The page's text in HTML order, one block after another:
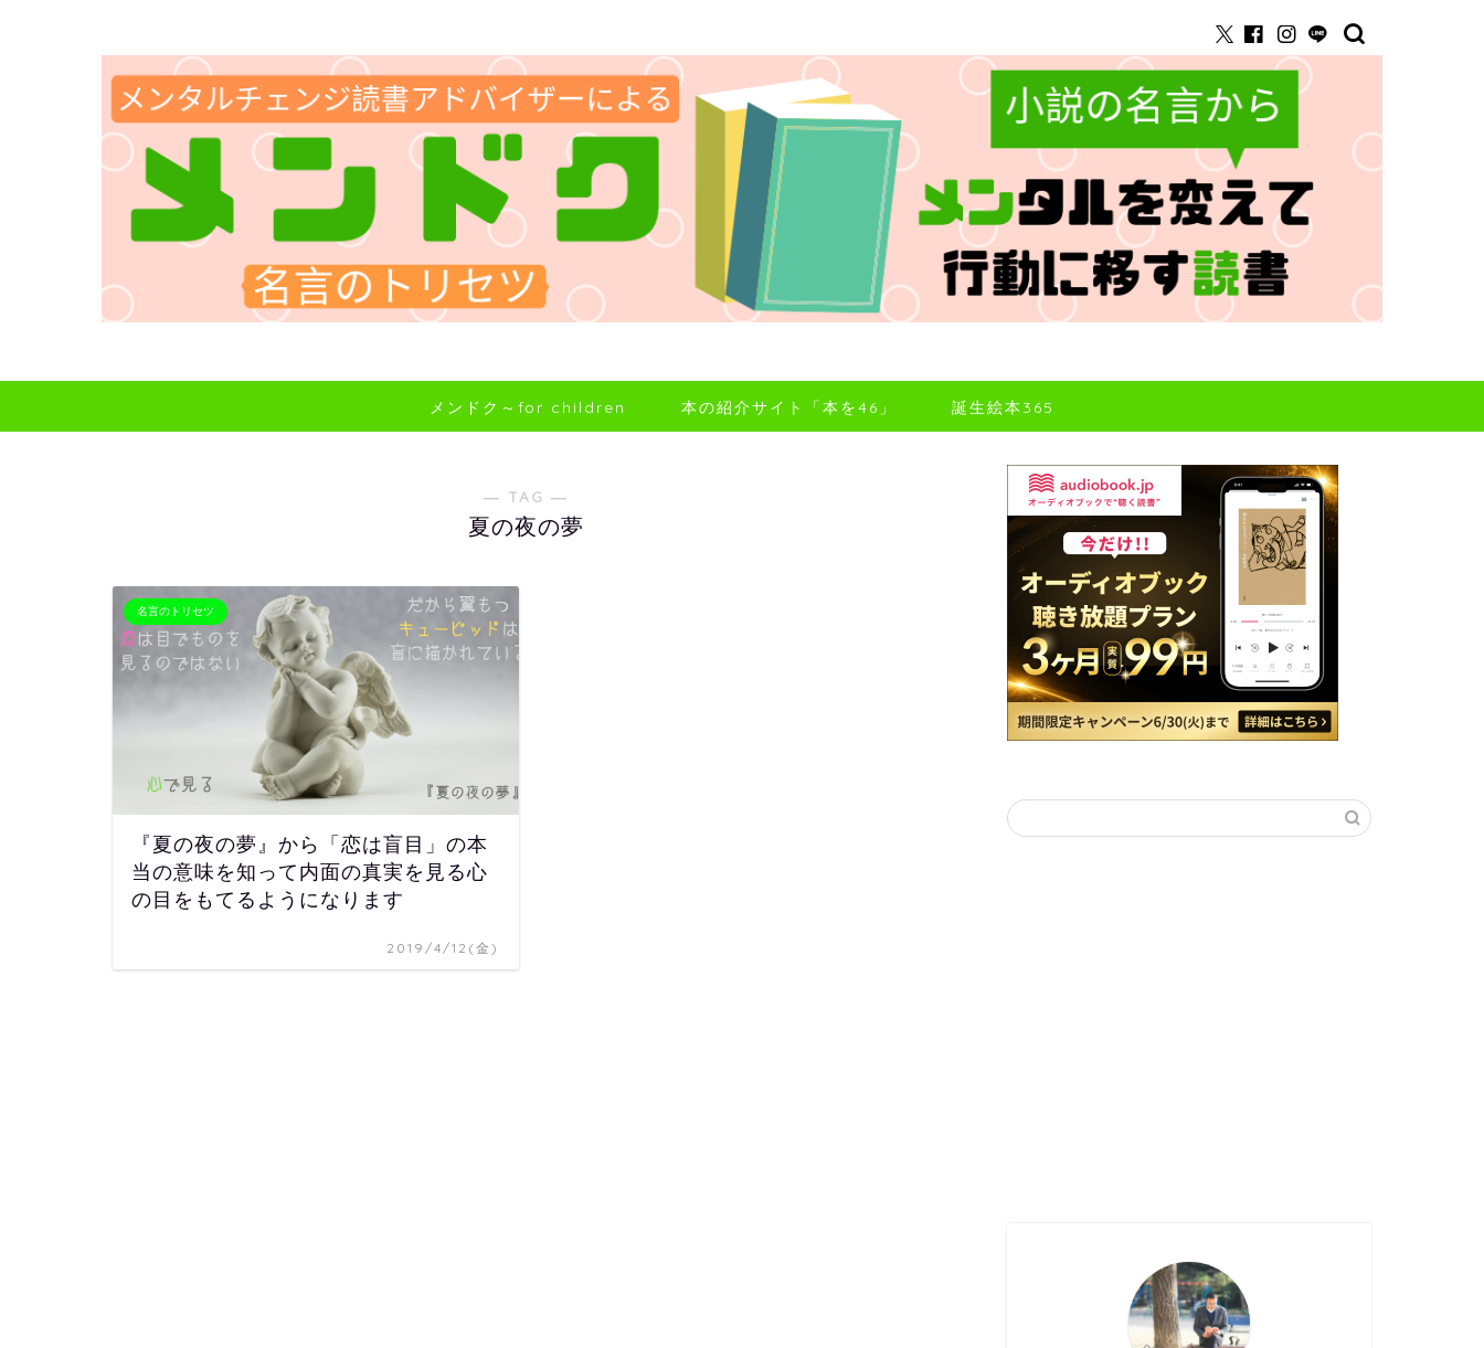
メンドク～for children 本の紹介サイト「本を46」 誕生絵本365
― TAG ―
夏の夜の夢
名言のトリセツ
『夏の夜の夢』から「恋は盲目」の本
当の意味を知って内面の真実を見る心
の目をもてるようになります
2019/4/12(金)